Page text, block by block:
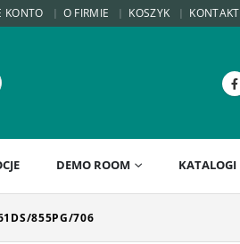
KONTO O FIRMIE KOSZYK KONTAKT
DEMO ROOM KATALOGI
855PG/706